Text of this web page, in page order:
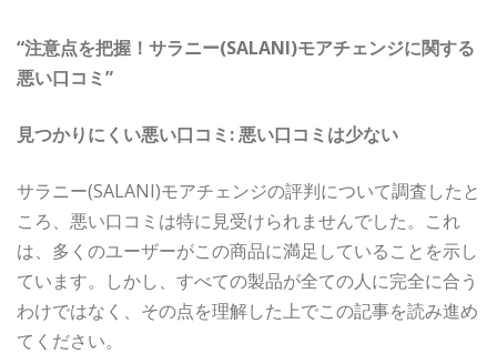
“注意点を把握！サラニー(SALANI)モアチェンジに関する
悪い口コミ”
見つかりにくい悪い口コミ: 悪い口コミは少ない
サラニー(SALANI)モアチェンジの評判について調査したと
ころ、悪い口コミは特に見受けられませんでした。これ
は、多くのユーザーがこの商品に満足していることを示し
ています。しかし、すべての製品が全ての人に完全に合う
わけではなく、その点を理解した上でこの記事を読み進め
てください。